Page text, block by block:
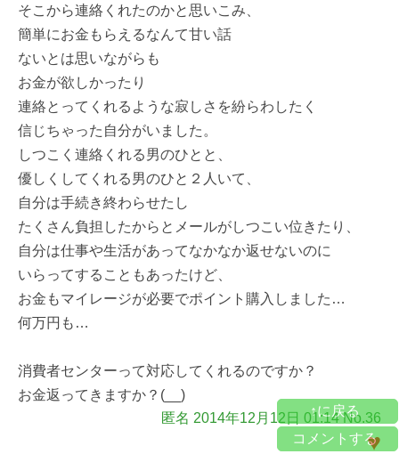
そこから連絡くれたのかと思いこみ、
簡単にお金もらえるなんて甘い話
ないとは思いながらも
お金が欲しかったり
連絡とってくれるような寂しさを紛らわしたく
信じちゃった自分がいました。
しつこく連絡くれる男のひとと、
優しくしてくれる男のひと２人いて、
自分は手続き終わらせたし
たくさん負担したからとメールがしつこい位きたり、
自分は仕事や生活があってなかなか返せないのに
いらってすることもあったけど、
お金もマイレージが必要でポイント購入しました…
何万円も…
消費者センターって対応してくれるのですか？
お金返ってきますか？(__)
匿名 2014年12月12日 01:14 No.36
♥
↑に戻る
コメントする